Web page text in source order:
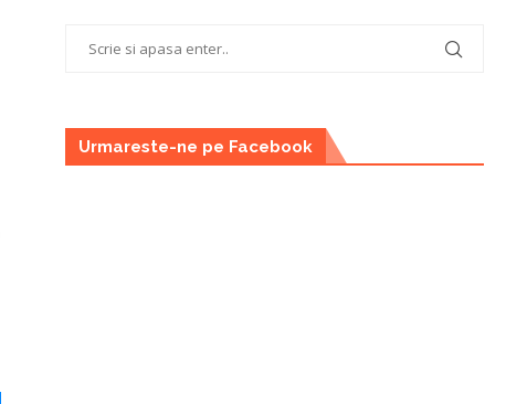
Urmareste-ne pe Facebook